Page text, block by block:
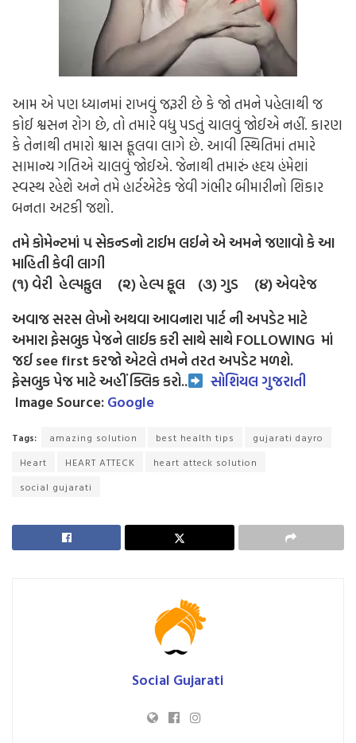
આમ એ પણ ધ્યાનમાં રાખવું જરૂરી છે કે જો તમને પહેલાથી જ
કોઈ શ્વસન રોગ છે, તો તમારે વધુ પડતું ચાલવું જોઈએ નહીં. કારણ
કે તેનાથી તમારો શ્વાસ ફૂલવા લાગે છે. આવી સ્થિતિમાં તમારે
સામાન્ય ગતિએ ચાલવું જોઈએ. જેનાથી તમારું હૃદય હંમેશાં
સ્વસ્થ રહેશે અને તમે હાર્ટએટેક જેવી ગંભીર બીમારીનો શિકાર
બનતા અટકી જશો.
તમે કોમેન્ટમાં ૫ સેકન્ડનો ટાઈમ લઈને એ અમને જણાવો કે આ
માહિતી કેવી લાગી
(૧) વેરી હેલ્પફુલ (૨) હેલ્પ ફૂલ (૩) ગુડ (૪) એવરેજ
અવાજ સરસ લેખો અથવા આવનારા પાર્ટ ની અપડેટ માટે
અમારા ફેસબુક પેજને લાઈક કરી સાથે સાથે FOLLOWING માં
જઈ see first કરજો એટલે તમને તરત અપડેટ મળશે.
ફેસબુક પેજ માટે અહીં ક્લિક કરો..
સોશિયલ ગુજરાતી
Image Source:Google
Tags: amazing solution best health tips
gujarati dayro
Heart
HEART ATTECK
heart atteck solution
social gujarati
Social Gujarati